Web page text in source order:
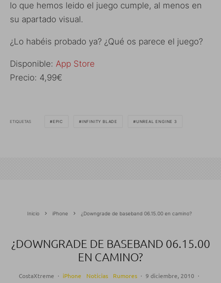
lo que hemos leido el juego cumple, al menos en
su apartado visual.
¿Lo habéis probado ya? ¿Qué os parece el juego?
Disponible: App Store
Precio: 4,99€
ETIQUETAS EPIC INFINITY BLADE UNREAL ENGINE 3
Inicio iPhone ¿Downgrade de baseband 06.15.00 en camino?
¿DOWNGRADE DE BASEBAND 06.15.00
EN CAMINO?
CostaXtreme · iPhone Noticias Rumores · 9 diciembre, 2010 ·